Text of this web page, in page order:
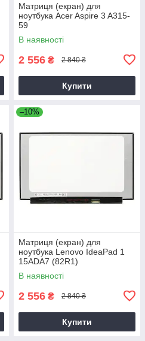
Матриця (екран) для
ноутбука Acer Aspire 3 A315-
59
В наявності
2 556 ₴ 2 840 ₴
Купити
–10%
Матриця (екран) для
ноутбука Lenovo IdeaPad 1
15ADA7 (82R1)
В наявності
2 556 ₴ 2 840 ₴
Купити